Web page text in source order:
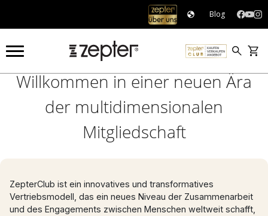
Blog
ZepterClub
Willkommen in einer neuen Ära
der multidimensionalen
Mitgliedschaft
ZepterClub ist ein innovatives und transformatives
Vertriebsmodell, das ein neues Niveau der Zusammenarbeit
und des Engagements zwischen Menschen weltweit schafft,